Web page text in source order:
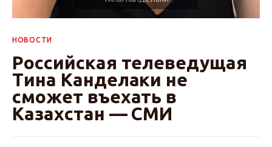
НОВОСТИ
Российская телеведущая
Тина Канделаки не
сможет въехать в
Казахстан — СМИ